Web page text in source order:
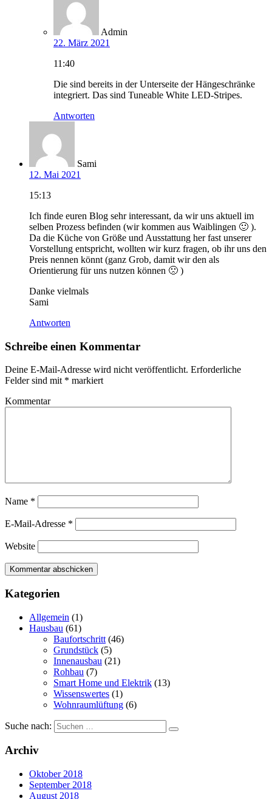
Admin
22. März 2021
11:40
Die sind bereits in der Unterseite der Hängeschränke
integriert. Das sind Tuneable White LED-Stripes.
Antworten
Sami
12. Mai 2021
15:13
Ich finde euren Blog sehr interessant, da wir uns aktuell im
selben Prozess befinden (wir kommen aus Waiblingen 🙂 ).
Da die Küche von Größe und Ausstattung her fast unserer
Vorstellung entspricht, wollten wir kurz fragen, ob ihr uns den
Preis nennen könnt (ganz Grob, damit wir den als
Orientierung für uns nutzen können 🙁 )
Danke vielmals
Sami
Antworten
Schreibe einen Kommentar
Deine E-Mail-Adresse wird nicht veröffentlicht. Erforderliche
Felder sind mit * markiert
Kommentar
Name *
E-Mail-Adresse *
Website
Kategorien
Allgemein (1)
Hausbau (61)
Baufortschritt (46)
Grundstück (5)
Innenausbau (21)
Rohbau (7)
Smart Home und Elektrik (13)
Wissenswertes (1)
Wohnraumlüftung (6)
Suche nach:
Archiv
Oktober 2018
September 2018
August 2018